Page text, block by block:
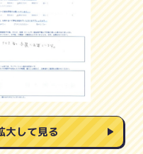
大して見る